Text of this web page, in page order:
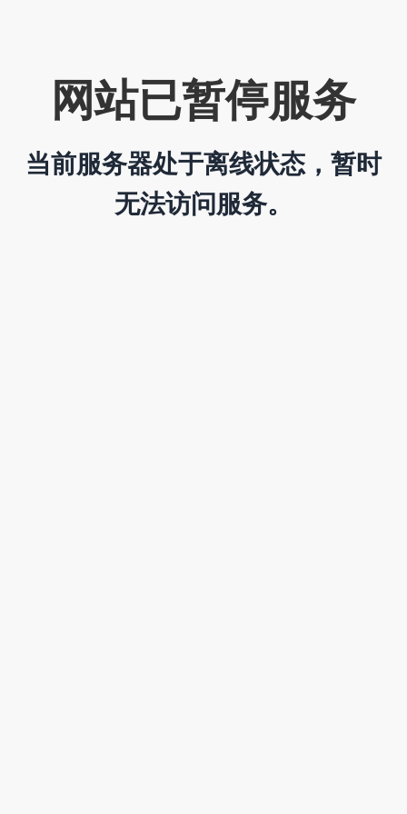
网站已暂停服务
当前服务器处于离线状态，暂时
无法访问服务。